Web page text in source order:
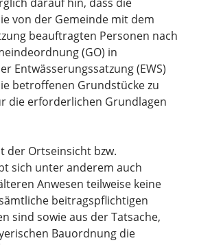
von der Gemeinde mit dem
beauftragten Personen nach
(GO) in
Entwässerungssatzung (EWS)
betroffenen Grundstücke zu
die erforderlichen Grundlagen
der Ortseinsicht bzw.
sich unter anderem auch
Anwesen teilweise keine
beitragspflichtigen
sind sowie aus der Tatsache,
Bauordnung die